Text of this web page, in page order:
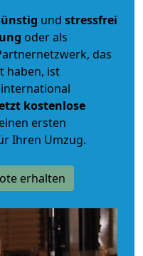
und stressfrei
oder als
das
haben, ist
kostenlose
ersten
Ihren Umzug.
erhalten